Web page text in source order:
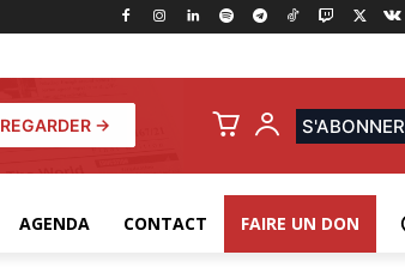
REGARDER → S'ABONNER
AGENDA CONTACT FAIRE UN DON